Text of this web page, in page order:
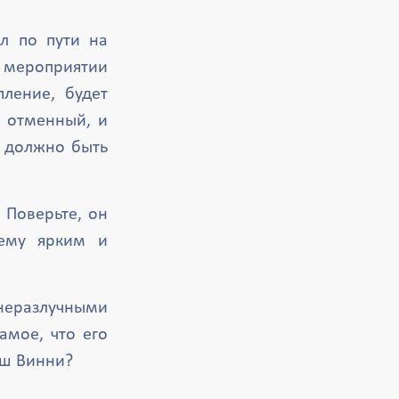
по пути на
будет
отменный, и
должно быть
он
ярким и
что его
Винни?